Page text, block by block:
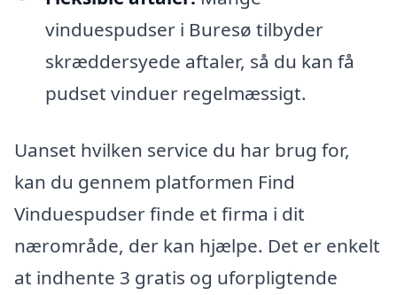
vinduespudser i Buresø tilbyder
skræddersyede aftaler, så du kan få
pudset vinduer regelmæssigt.
Uanset hvilken service du har brug for,
kan du gennem platformen Find
Vinduespudser finde et firma i dit
nærområde, der kan hjælpe. Det er enkelt
at indhente 3 gratis og uforpligtende